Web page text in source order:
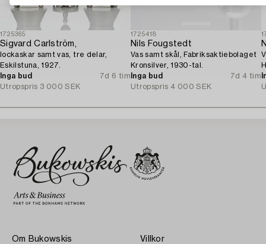
1725365
Sigvard Carlström,
lockaskar samt vas, tre delar,
Eskilstuna, 1927.
Inga bud
7d 6 tim
Utropspris 3 000 SEK
1725418
Nils Fougstedt
Vas samt skål, Fabriksaktiebolaget
Kronsilver, 1930-tal.
Inga bud
7d 4 tim
Utropspris 4 000 SEK
Om Bukowskis Villkor